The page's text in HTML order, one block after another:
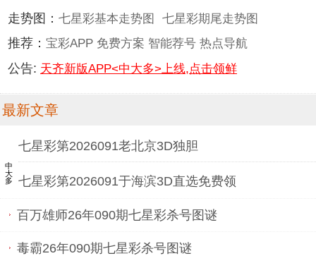
走势图： 七星彩基本走势图 七星彩期尾走势图
推荐： 宝彩APP 免费方案 智能荐号 热点导航
公告: 天齐新版APP<中大多>上线,点击领鲜
最新文章
中大多
七星彩第2026091老北京3D独胆
七星彩第2026091于海滨3D直选免费领
百万雄师26年090期七星彩杀号图谜
毒霸26年090期七星彩杀号图谜